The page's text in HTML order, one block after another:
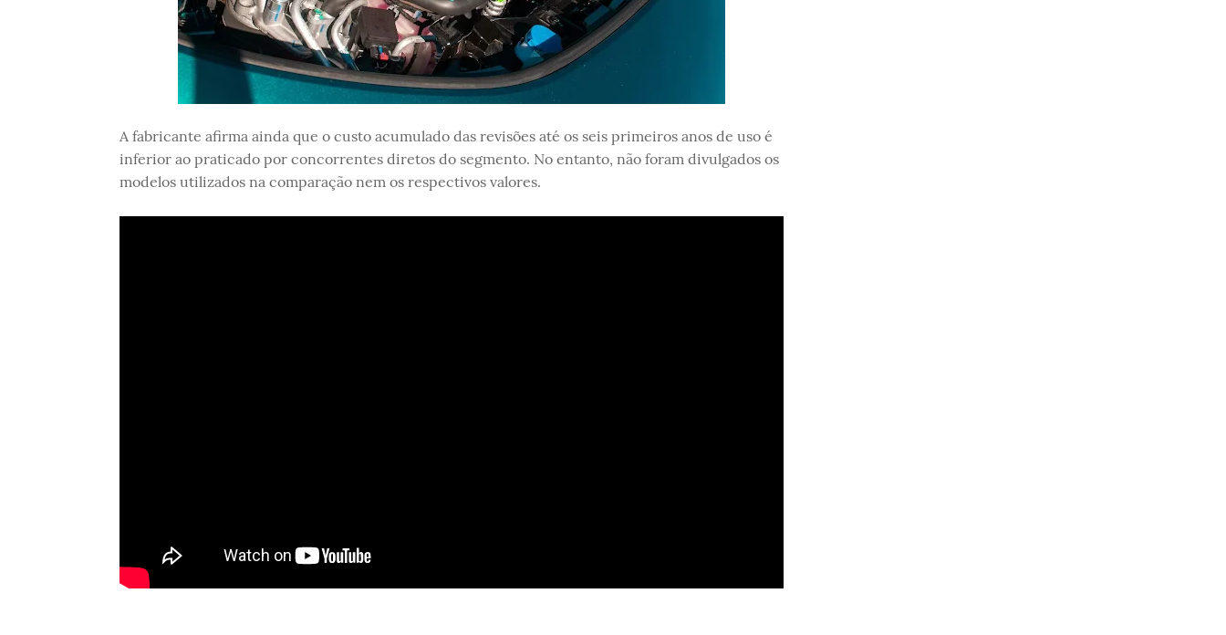
A fabricante afirma ainda que o custo acumulado das revisões até os seis primeiros anos de uso é
inferior ao praticado por concorrentes diretos do segmento. No entanto, não foram divulgados os
modelos utilizados na comparação nem os respectivos valores.